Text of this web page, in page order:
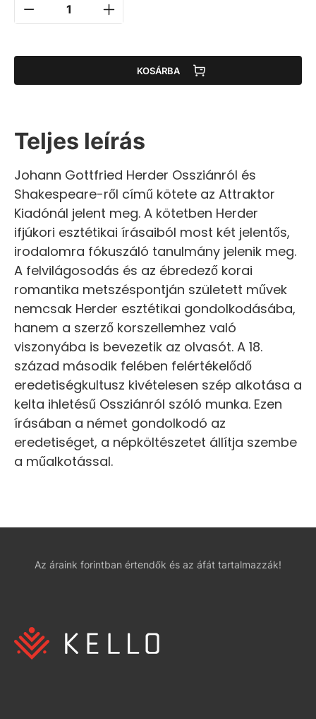
KOSÁRBA
Teljes leírás
Johann Gottfried Herder Ossziánról és
Shakespeare-ről című kötete az Attraktor
Kiadónál jelent meg. A kötetben Herder
ifjúkori esztétikai írásaiból most két jelentős,
irodalomra fókuszáló tanulmány jelenik meg.
A felvilágosodás és az ébredező korai
romantika metszéspontján született művek
nemcsak Herder esztétikai gondolkodásába,
hanem a szerző korszellemhez való
viszonyába is bevezetik az olvasót. A 18.
század második felében felértékelődő
eredetiségkultusz kivételesen szép alkotása a
kelta ihletésű Ossziánról szóló munka. Ezen
írásában a német gondolkodó az
eredetiséget, a népköltészetet állítja szembe
a műalkotással.
Az áraink forintban értendők és az áfát tartalmazzák!